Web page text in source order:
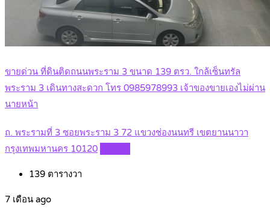
ขายด่วน ที่ดินติดถนนพระราม 3 ขนาด 139 ตรว. ใกล้เซ็นทรัล
พระราม 3 เดินทางสะดวก โทร 0985978993 เจ้าของขายเองไม่ผ่าน
นายหน้า
ถ. พระรามที่ 3 ซอยพระราม 3 72 แขวงช่องนนทรี เขตยานนาวา
กรุงเทพมหานคร 10120
139 ตารางวา
7 เดือน ago